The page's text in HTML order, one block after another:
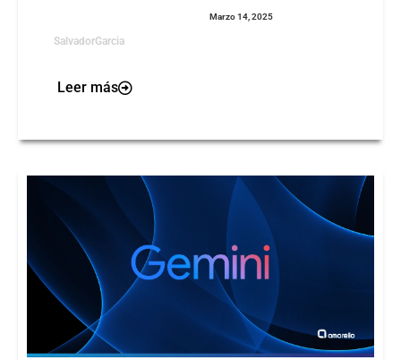
SalvadorGarcia
Marzo 14, 2025
Leer más